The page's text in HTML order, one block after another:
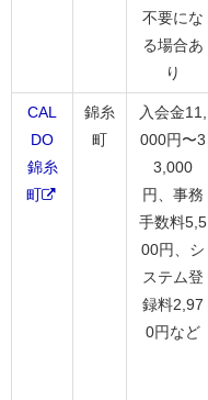
不要にな
る場合あ
り
CAL
DO
錦糸
町
錦糸
町
入会金11,
000円〜3
3,000
円、事務
手数料5,5
00円、シ
ステム登
録料2,97
0円など